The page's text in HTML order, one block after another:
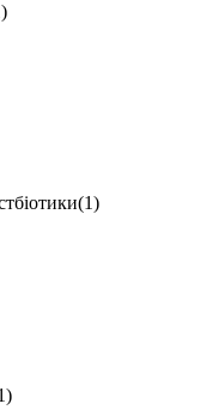
(1)